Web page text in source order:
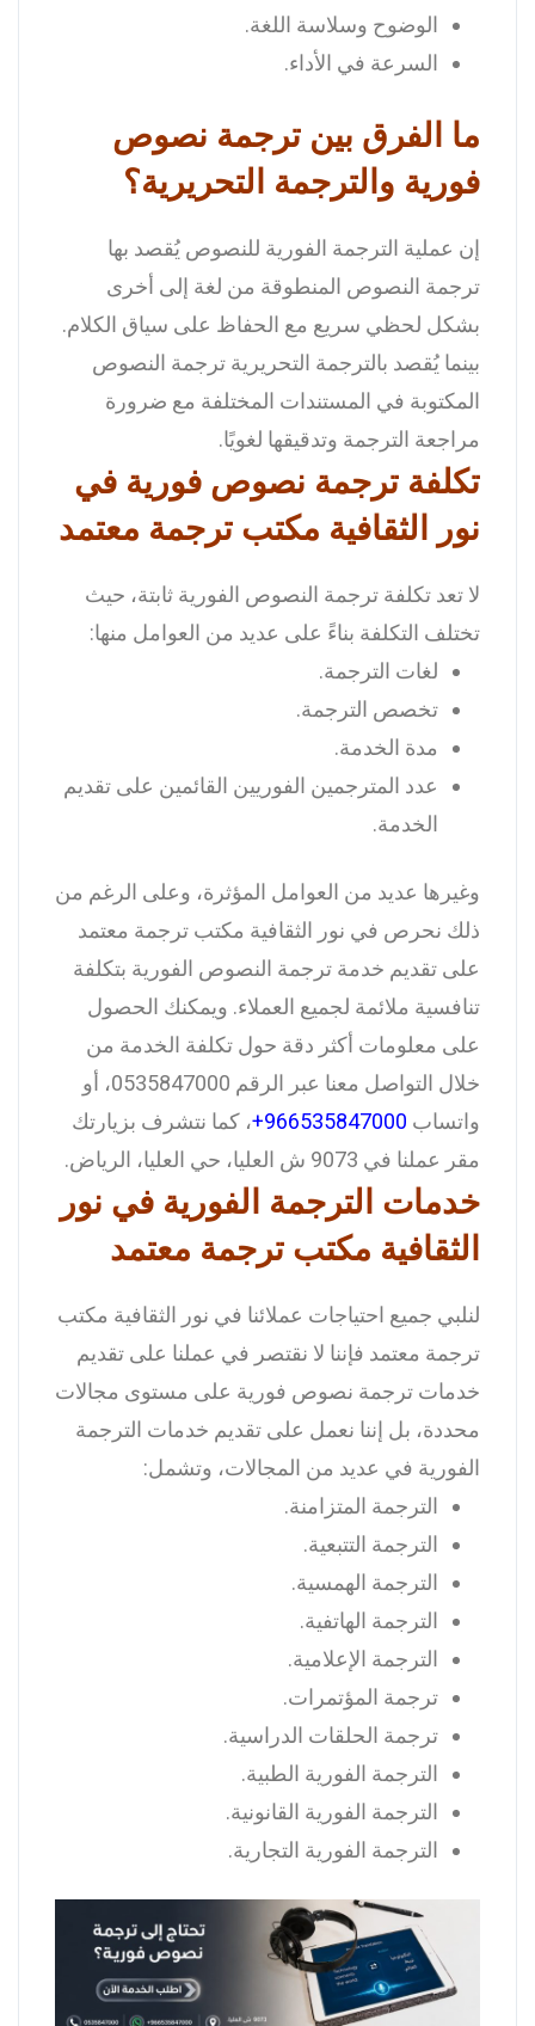
الوضوح وسلاسة اللغة.
السرعة في الأداء.
ما الفرق بين ترجمة نصوص
فورية والترجمة التحريرية؟
إن عملية الترجمة الفورية للنصوص يُقصد بها
ترجمة النصوص المنطوقة من لغة إلى أخرى
بشكل لحظي سريع مع الحفاظ على سياق الكلام.
بينما يُقصد بالترجمة التحريرية ترجمة النصوص
المكتوبة في المستندات المختلفة مع ضرورة
مراجعة الترجمة وتدقيقها لغويًا.
تكلفة ترجمة نصوص فورية في
نور الثقافية مكتب ترجمة معتمد
لا تعد تكلفة ترجمة النصوص الفورية ثابتة، حيث
تختلف التكلفة بناءً على عديد من العوامل منها:
لغات الترجمة.
تخصص الترجمة.
مدة الخدمة.
عدد المترجمين الفوريين القائمين على تقديم
الخدمة.
وغيرها عديد من العوامل المؤثرة، وعلى الرغم من
ذلك نحرص في نور الثقافية مكتب ترجمة معتمد
على تقديم خدمة ترجمة النصوص الفورية بتكلفة
تنافسية ملائمة لجميع العملاء. ويمكنك الحصول
على معلومات أكثر دقة حول تكلفة الخدمة من
خلال التواصل معنا عبر الرقم 0535847000، أو
واتساب 966535847000+ ، كما نتشرف بزيارتك
مقر عملنا في 9073 ش العليا، حي العليا، الرياض.
خدمات الترجمة الفورية في نور
الثقافية مكتب ترجمة معتمد
لنلبي جميع احتياجات عملائنا في نور الثقافية مكتب
ترجمة معتمد فإننا لا نقتصر في عملنا على تقديم
خدمات ترجمة نصوص فورية على مستوى مجالات
محددة، بل إننا نعمل على تقديم خدمات الترجمة
الفورية في عديد من المجالات، وتشمل:
الترجمة المتزامنة.
الترجمة التتبعية.
الترجمة الهمسية.
الترجمة الهاتفية.
الترجمة الإعلامية.
ترجمة المؤتمرات.
ترجمة الحلقات الدراسية.
الترجمة الفورية الطبية.
الترجمة الفورية القانونية.
الترجمة الفورية التجارية.